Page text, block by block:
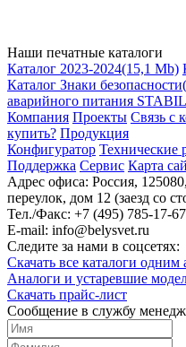
Наши печатные каталоги
Каталог 2023-2024(15,1 Mb)
Каталог Знаки безопасности
аварийного питания
Компания Проекты Связь с
купить? Продукция
Конфигуратор Технические
Поддержка Сервис Карта
Адрес офиса: Россия,
переулок, дом 12 (заезд со
Тел./Факс: +7 (495) 785-17-
E-mail: info@belysvet.ru
Следите за нами в соцсетях:
Скачать все каталоги одним
Аналоги и устаревшие
Скачать прайс-лист
Cообщение в службу